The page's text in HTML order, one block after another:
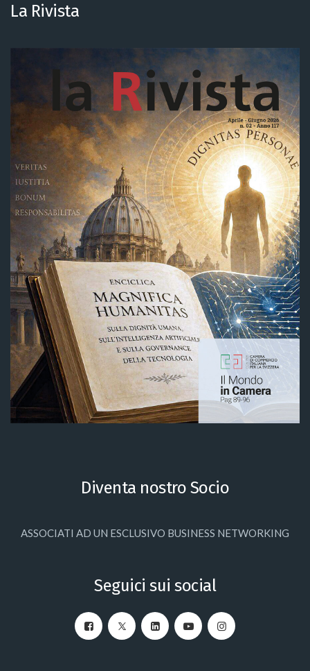
Salva il mio nome, email e sito web in questo browser per la
prossima volta che commento.
Alternative:
La Rivista
Diventa nostro Socio
ASSOCIATI AD UN ESCLUSIVO BUSINESS NETWORKING
Seguici sui social